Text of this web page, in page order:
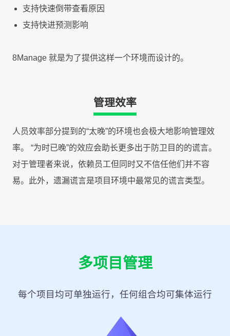
支持快速倒带查看原因
支持快进预测影响
8Manage 就是为了提供这样一个环境而设计的。
管理效率
人员效率部分提到的“太晚”的环境也会极大地影响管理效
率。 “为时已晚”的效应会助长更多出于防卫目的的谎言。
对于管理者来说，依赖员工但同时又不信任他们并不容
易。此外，遗漏谎言是项目环境中最常见的谎言类型。
多项目管理
每个项目均可单独运行，任何组合均可集体运行